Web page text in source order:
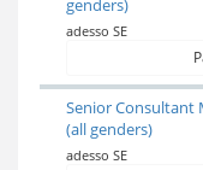
genders)
adesso SE
Senior Consultant
(all genders)
adesso SE